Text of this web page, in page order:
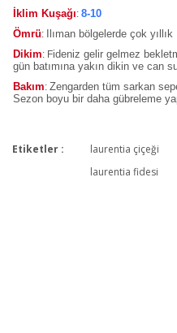
İklim Kuşağı: 8-10
Ömrü:
Ilıman bölgelerde çok yıllık
Dikim: Fideniz gelir gelmez
gün batımına yakın dikin ve can
Bakım: Zengarden tüm sarkan
Sezon boyu bir daha gübreleme
Bu ürüne ilk
Etiketler : laurentia çiçeği
laurentia fidesi